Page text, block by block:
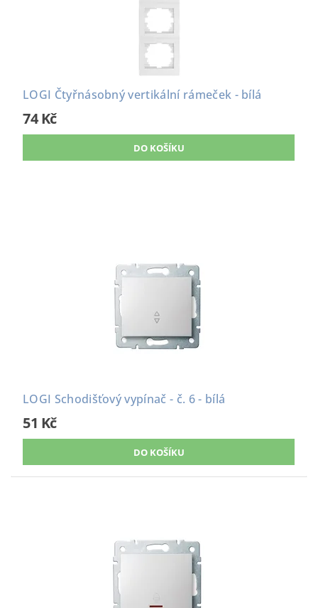
LOGI Čtyřnásobný vertikální rámeček - bílá
74 Kč
LOGI Schodišťový vypínač - č. 6 - bílá
51 Kč